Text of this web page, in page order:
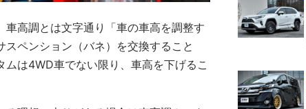
高調とは文字通り「車の車高を調整す
ペンション（バネ）を交換すること
は4WD車でない限り、車高を下げるこ